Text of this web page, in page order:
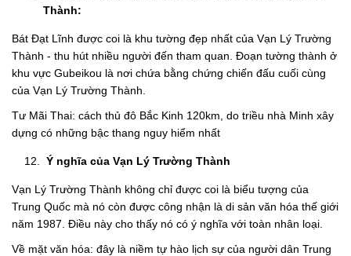
Thành:
Bát Đạt Lĩnh được coi là khu tường đẹp nhất của Vạn Lý Trường
Thành - thu hút nhiều người đến tham quan. Đoạn tường thành ở
khu vực Gubeikou là nơi chứa bằng chứng chiến đấu cuối cùng
của Vạn Lý Trường Thành.
Tư Mãi Thai: cách thủ đô Bắc Kinh 120km, do triều nhà Minh xây
dựng có những bậc thang nguy hiểm nhất
Ý nghĩa của Vạn Lý Trường Thành
Vạn Lý Trường Thành không chỉ được coi là biểu tượng của
Trung Quốc mà nó còn được công nhận là di sản văn hóa thế giới
năm 1987. Điều này cho thấy nó có ý nghĩa với toàn nhân loại.
Về mặt văn hóa: đây là niềm tự hào lịch sự của người dân Trung